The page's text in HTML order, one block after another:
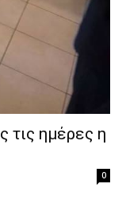
τις ημέρες η
0